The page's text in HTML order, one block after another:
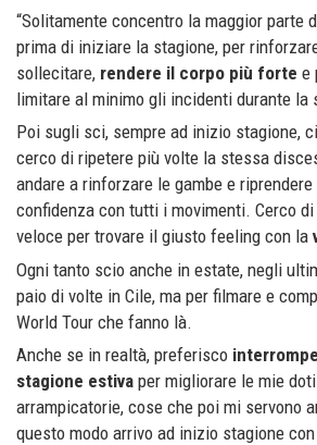
“Solitamente concentro la maggior parte
prima di iniziare la stagione, per
sollecitare, rendere il corpo più forte e
limitare al minimo gli incidenti durante la
Poi sugli sci, sempre ad inizio stagione,
cerco di ripetere più volte la stessa
andare a rinforzare le gambe e
confidenza con tutti i movimenti. Cerco
veloce per trovare il giusto feeling con la
Ogni tanto scio anche in estate, negli
paio di volte in Cile, ma per filmare e
World Tour che fanno là.
Anche se in realtà, preferisco
stagione estiva per migliorare le mie
arrampicatorie, cose che poi mi servono
questo modo arrivo ad inizio stagione